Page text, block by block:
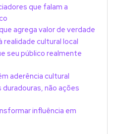
que falam a
agrega valor de verdade
realidade cultural local
seu público realmente
aderência cultural
não ações
influência em